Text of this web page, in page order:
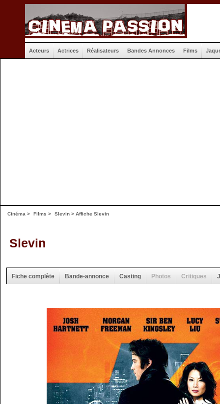
Acteurs Actrices Réalisateurs Bandes Annonces Films
Cinéma > Films > Slevin > Affiche Slevin
Slevin
Fiche complète Bande-annonce Casting Photos Critiques